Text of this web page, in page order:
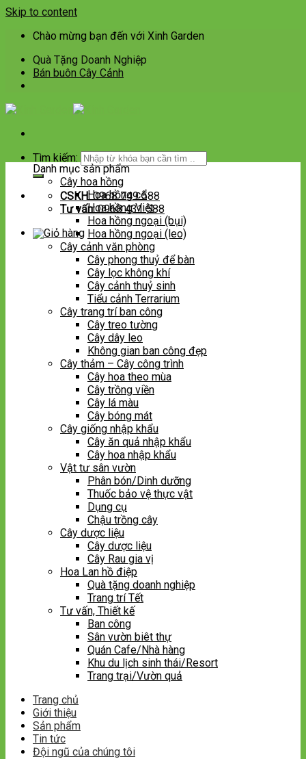
Skip to content
Chào mừng bạn đến với Xinh Garden
Quà Tặng Doanh Nghiệp
Bán buôn Cây Cảnh
Tìm kiếm:
CSKH:0968 749 588
Tư vấn:0968 431 588
Danh mục sản phẩm
Cây hoa hồng
Hoa hồng cổ
Hoa hồng Việt
Hoa hồng ngoại (bụi)
Hoa hồng ngoại (leo)
Cây cảnh văn phòng
Cây phong thuỷ để bàn
Cây lọc không khí
Cây cảnh thuỷ sinh
Tiểu cảnh Terrarium
Cây trang trí ban công
Cây treo tường
Cây dây leo
Không gian ban công đẹp
Cây thảm – Cây công trình
Cây hoa theo mùa
Cây trồng viền
Cây lá màu
Cây bóng mát
Cây giống nhập khẩu
Cây ăn quả nhập khẩu
Cây hoa nhập khẩu
Vật tư sân vườn
Phân bón/Dinh dưỡng
Thuốc bảo vệ thực vật
Dụng cụ
Chậu trồng cây
Cây dược liệu
Cây dược liệu
Cây Rau gia vị
Hoa Lan hồ điệp
Quà tặng doanh nghiệp
Trang trí Tết
Tư vấn, Thiết kế
Ban công
Sân vườn biêt thự
Quán Cafe/Nhà hàng
Khu du lịch sinh thái/Resort
Trang trại/Vườn quả
Trang chủ
Giới thiệu
Sản phẩm
Tin tức
Đội ngũ của chúng tôi